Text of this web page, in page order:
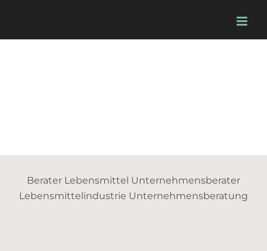
Berater Lebensmittel Unternehmensberater
Lebensmittelindustrie Unternehmensberatung